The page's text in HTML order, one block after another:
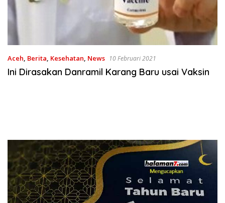
Aceh, Berita, Kesehatan, News 10 Februari 2021
Ini Dirasakan Danramil Karang Baru usai Vaksin